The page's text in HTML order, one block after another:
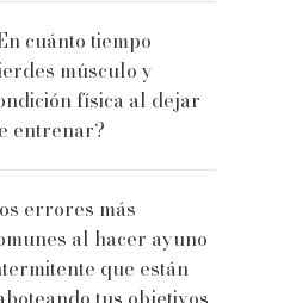
cuánto tiempo
músculo y
física al dejar
entrenar?
errores más
al hacer ayuno
que están